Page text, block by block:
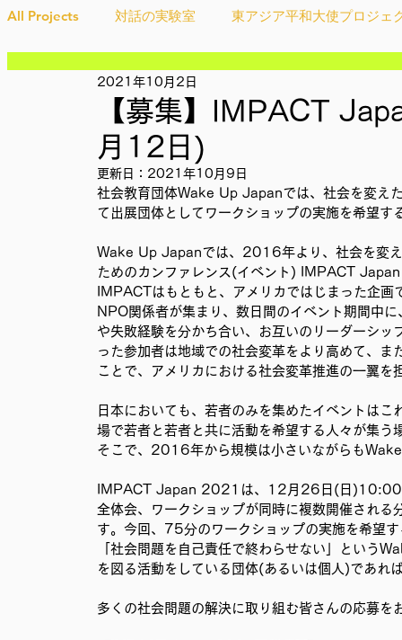
All Projects 対話の実験室 東アジア平和大使プロジェ
Ethical＆Sustainably
IMPACT Japan studytour
SDGカフェでふらっとアクション ことばのたまり場
国際会議 現地調査訪問 総会
移民難民と共に生きる社会を育むプロジェクト 事務
【募集】IMPACT
月12日)
2021年10月2日
更新日： 2021年10月9日
社会教育団体Wake Up Japanでは、社会を変
て出展団体としてワークショップの実施を希望す
Wake Up Japanでは、2016年より、社会を変え
ためのカンファレンス(イベント) IMPACT
IMPACTはもともと、アメリカではじまった企
NPO関係者が集まり、数日間のイベント期間中
や失敗経験を分かち合い、お互いのリーダーシ
った参加者は地域での社会変革をより高めて、
ことで、アメリカにおける社会変革推進の一翼を
日本においても、若者のみを集めたイベントは
場で若者と若者と共に活動を希望する人々が集う
そこで、2016年から規模は小さいながらも
IMPACT Japan 2021は、12月26日(日
全体会、ワークショップが同時に複数開催され
す。今回、75分のワークショップの実施を希望
「社会問題を自己責任で終わらせない」という
を図る活動をしている団体(あるいは個人)であれ
多くの社会問題の解決に取り組む皆さんの応募を